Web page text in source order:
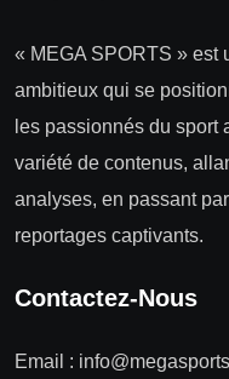
« MEGA SPORTS » est
ambitieux qui se
les passionnés du sport
variété de contenus,
analyses, en passant
reportages captivants.
Contactez-Nous
Email :